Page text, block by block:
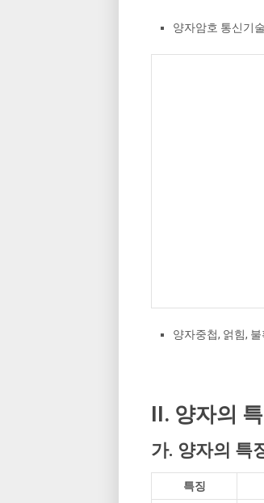
양자암호 통신기
양자중첩, 얽힘,
II. 양자의
가. 양자의 특
특징